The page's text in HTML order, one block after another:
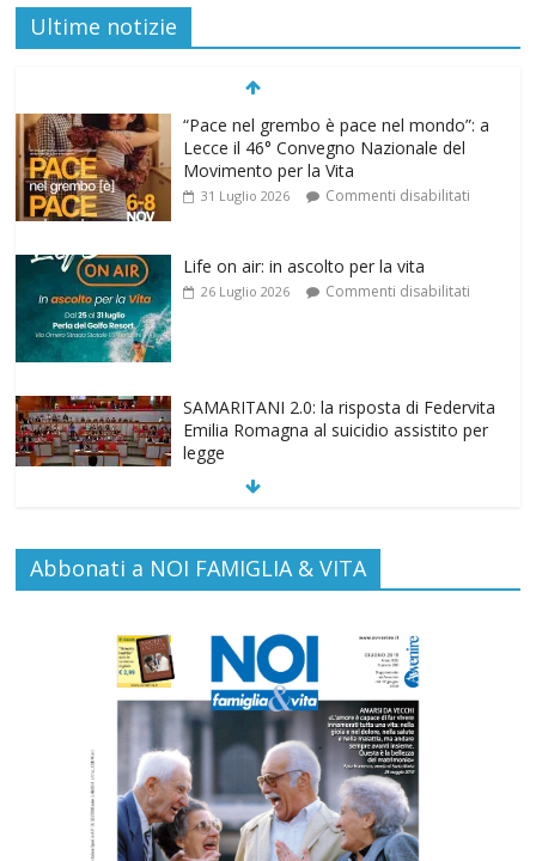
Ultime notizie
“Pace nel grembo è pace nel mondo”: a
Lecce il 46° Convegno Nazionale del
Movimento per la Vita
31 Luglio 2026 Commenti disabilitati
Life on air: in ascolto per la vita
26 Luglio 2026 Commenti disabilitati
SAMARITANI 2.0: la risposta di Federvita
Emilia Romagna al suicidio assistito per
legge
25 Luglio 2026
Gino Soldera nominato Membro della
“Hall of Honor Prenatal Sciences 2026”
16 Luglio 2026 Commenti disabilitati
EDITORIA: “LETTERE AL POPOLO
DELLA VITA”
13 Luglio 2026 Commenti disabilitati
Paolo VI, un santo che canta la bellezza
della vita
Abbonati a NOI FAMIGLIA & VITA